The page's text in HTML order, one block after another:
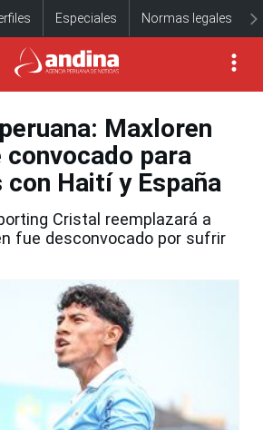
Especiales Normas legales
Maxloren
para
Haití y España
Cristal reemplazará a
fue desconvocado por sufrir